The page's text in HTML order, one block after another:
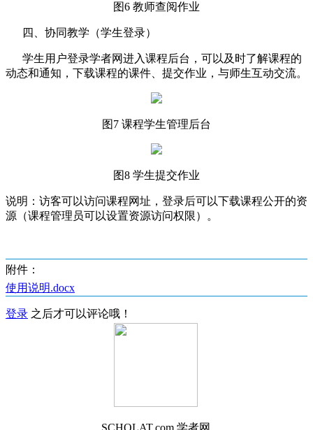
图6 教师查阅作业
四、协同教学（学生登录）
学生用户登录学者网进入课程后台，可以及时了解课程的
动态和通知，下载课程的课件、提交作业，与师生互动交流。
图7 课程学生管理后台
图8 学生提交作业
说明：访客可以访问课程网址，登录后可以下载课程公开的资
源（课程管理员可以设置资源访问权限）。
附件：
使用说明.docx
登录 之后才可以评论哦！
SCHOLAT.com 学者网